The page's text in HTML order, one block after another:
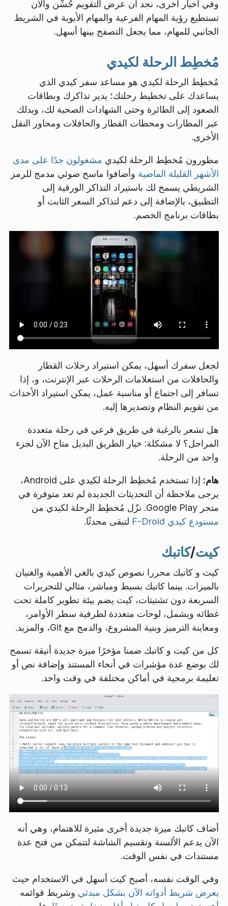
وفي أخبار أخرى، نجد أن عرض التقويم حُسِّن والآن
تستطيع رؤية المهام الفرعية والمهام الأبوية في الشريط
الجانبي للمهام، مما يجعل التصفح بينها أسهل.
مُخطِط الرحلة لكيدي
مُخطِط الرحلة لكيدي هو مساعد سفر كيدي الذي
يساعدك على تخطيط رحلتك؛ يدير تذاكرك وبطاقات
الصعود إلى الطائرة وحتى الشهادات الصحية لك، ويدلك
عبر المطارات ومحطات القطار والحافلات ومحاور النقل
الأخرى.
مطورون مُخطِط الرحلة لكيدي مشغولون جدًا على مدى
الأشهر القليلة الماضية وأضافوا ماسح ضوئي مدمج للرمز
الشريطي يسمح لك باستيراد التذاكر الورقية إلى
التطبيق، بالإضافة إلى دعم لتذاكر السعر الثابت أو
بطاقات برنامج الخصم.
لجعل سفرك أسهل، يمكن استيراد رحلات القطار
والحافلات من استعلامات الرحلات عبر الإنترنت، و، إذا
تسافر إلى اجتماع أو مناسبة عمل، يمكن استيراد الأحداث
من تقويم النظام وتصديرها إليه.
هل تشعر بالرغبة في طريق فرعي في رحلة متعددة
المراحل؟ لا مشكلة: خيار الطريق البديل متاح الآن لجزء
واحد من الرحلة.
هام:
إذا تستخدم مُخطِط الرحلة لكيدي على Android،
يرجى ملاحظة أن التحديثات الجديدة لم تعد متوفرة في
متجر Google Play. نزّل مُخطِط الرحلة لكيدي من
مستودع كيدي F-Droid
لتبقى محدثًا.
كيت/كاتبك
كيت و كاتبك محررا نصوص كيدي بالغي الأهمية والغنيان
بالميزات. بينما كاتبك بسيط ومباشر، مثالي للتحريرات
السريعة دون تشتيتات، كيت يضم بيئة تطوير كاملة تحت
غطائه ويشمل، لوحات متعددة لطرفية سطر الأوامر،
ومعاينة الترميز وبنية المشروع، والدمج مع Git، والمزيد.
كل من كيت و كاتبك ضمنا مؤخرًا ميزة جديدة أنيقة تسمح
لك بوضع عدة مؤشرات في أنحاء المستند وإضافة نص أو
تعليمة برمجية في أماكن مختلفة في وقت واحد.
أضاف كاتبك ميزة جديدة أخرى مثيرة للاهتمام، وهي أنه
الآن يدعم الألسنة وتقسيم الشاشة لتتمكن من فتح عدة
مستندات في نفس الوقت.
وفي الوقت نفسه، أصبح كيت أسهل في الاستخدام حيث
يعرض شريط أدواته الآن بشكل مبدئي وشريط قوائمه